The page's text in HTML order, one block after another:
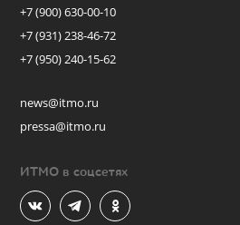
+7 (900) 630-00-10
+7 (931) 238-46-72
+7 (950) 240-15-62
news@itmo.ru
pressa@itmo.ru
ИТМО в соцсетях